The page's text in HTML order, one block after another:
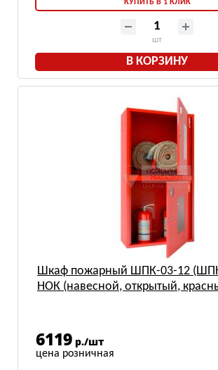
КУПИТЬ В 1 КЛИК
шт
В КОРЗИНУ
Шкаф пожарный ШПК-03-12
НОК (навесной, открытый,
6119 р./шт